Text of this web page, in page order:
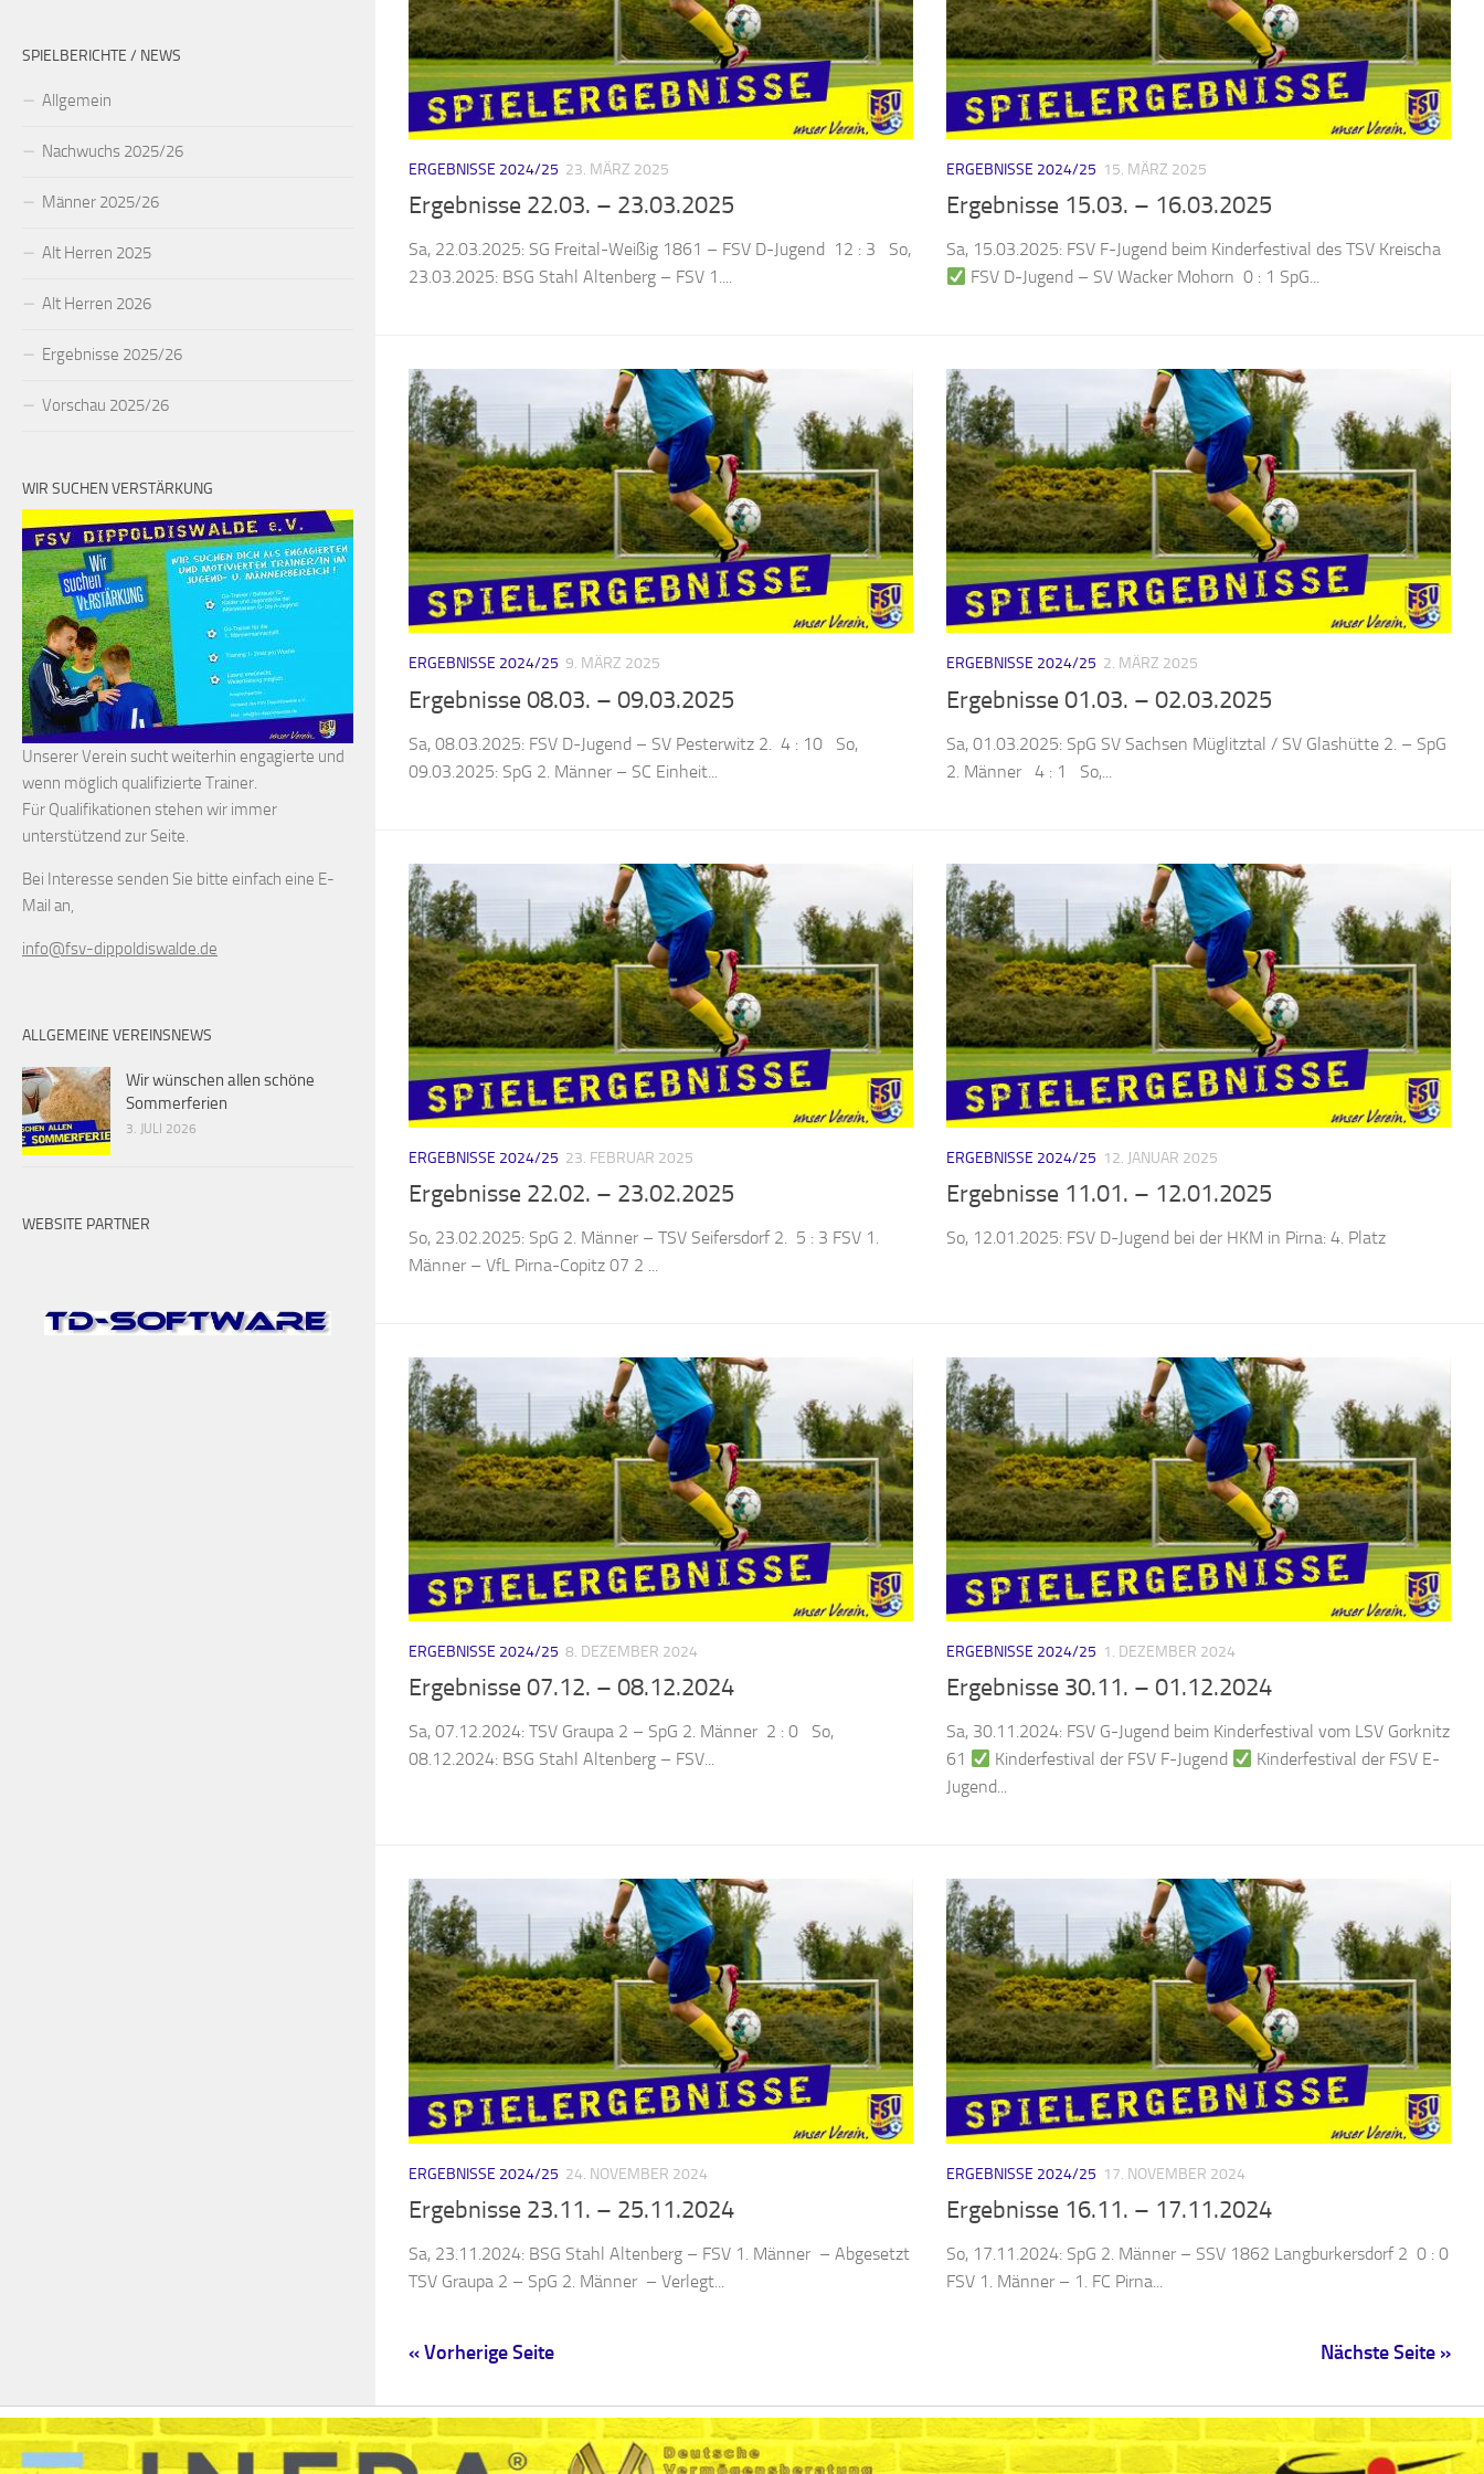
ERGEBNISSE 2024/25 23. MÄRZ 2025
Ergebnisse 22.03. – 23.03.2025
Sa, 22.03.2025: SG Freital-Weißig 1861 – FSV D-Jugend 12 : 3 So,
23.03.2025: BSG Stahl Altenberg – FSV 1....
ERGEBNISSE 2024/25 15. MÄRZ 2025
Ergebnisse 15.03. – 16.03.2025
Sa, 15.03.2025: FSV F-Jugend beim Kinderfestival des TSV Kreischa
FSV D-Jugend – SV Wacker Mohorn 0 : 1 SpG...
ERGEBNISSE 2024/25 9. MÄRZ 2025
Ergebnisse 08.03. – 09.03.2025
Sa, 08.03.2025: FSV D-Jugend – SV Pesterwitz 2. 4 : 10 So,
09.03.2025: SpG 2. Männer – SC Einheit...
ERGEBNISSE 2024/25 2. MÄRZ 2025
Ergebnisse 01.03. – 02.03.2025
Sa, 01.03.2025: SpG SV Sachsen Müglitztal / SV Glashütte 2. – SpG
2. Männer 4 : 1 So,...
ERGEBNISSE 2024/25 23. FEBRUAR 2025
Ergebnisse 22.02. – 23.02.2025
So, 23.02.2025: SpG 2. Männer – TSV Seifersdorf 2. 5 : 3 FSV 1.
Männer – VfL Pirna-Copitz 07 2 ...
ERGEBNISSE 2024/25 12. JANUAR 2025
Ergebnisse 11.01. – 12.01.2025
So, 12.01.2025: FSV D-Jugend bei der HKM in Pirna: 4. Platz
ERGEBNISSE 2024/25 8. DEZEMBER 2024
Ergebnisse 07.12. – 08.12.2024
Sa, 07.12.2024: TSV Graupa 2 – SpG 2. Männer 2 : 0 So,
08.12.2024: BSG Stahl Altenberg – FSV...
ERGEBNISSE 2024/25 1. DEZEMBER 2024
Ergebnisse 30.11. – 01.12.2024
Sa, 30.11.2024: FSV G-Jugend beim Kinderfestival vom LSV Gorknitz
61
Kinderfestival der FSV F-Jugend
Kinderfestival der FSV E-
Jugend...
ERGEBNISSE 2024/25 24. NOVEMBER 2024
Ergebnisse 23.11. – 25.11.2024
Sa, 23.11.2024: BSG Stahl Altenberg – FSV 1. Männer – Abgesetzt
TSV Graupa 2 – SpG 2. Männer – Verlegt...
ERGEBNISSE 2024/25 17. NOVEMBER 2024
Ergebnisse 16.11. – 17.11.2024
So, 17.11.2024: SpG 2. Männer – SSV 1862 Langburkersdorf 2 0 : 0
FSV 1. Männer – 1. FC Pirna...
« Vorherige Seite Nächste Seite »
SPIELBERICHTE / NEWS
Allgemein
Nachwuchs 2025/26
Männer 2025/26
Alt Herren 2025
Alt Herren 2026
Ergebnisse 2025/26
Vorschau 2025/26
WIR SUCHEN VERSTÄRKUNG
Unserer Verein sucht weiterhin engagierte und
wenn möglich qualifizierte Trainer.
Für Qualifikationen stehen wir immer
unterstützend zur Seite.
Bei Interesse senden Sie bitte einfach eine E-
Mail an,
info@fsv-dippoldiswalde.de
ALLGEMEINE VEREINSNEWS
Wir wünschen allen schöne
Sommerferien
3. JULI 2026
WEBSITE PARTNER